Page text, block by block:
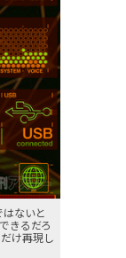
ないと
きるだろ
け再現し